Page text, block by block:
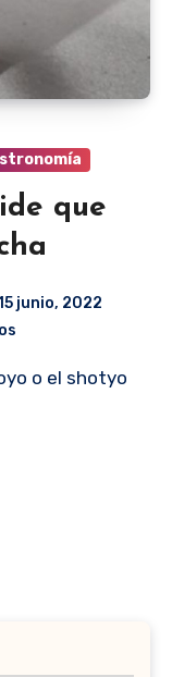
que
junio, 2022